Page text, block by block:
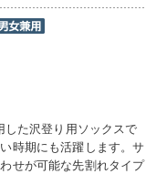
た沢登り用ソックスで
時期にも活躍します。サ
せが可能な先割れタイプ